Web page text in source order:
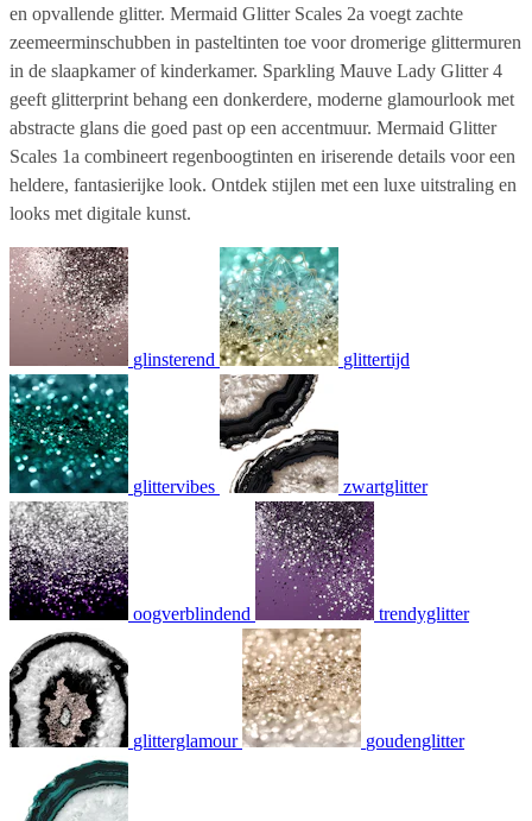
en opvallende glitter. Mermaid Glitter Scales 2a voegt zachte
zeemeerminschubben in pasteltinten toe voor dromerige glittermuren
in de slaapkamer of kinderkamer. Sparkling Mauve Lady Glitter 4
geeft glitterprint behang een donkerdere, moderne glamourlook met
abstracte glans die goed past op een accentmuur. Mermaid Glitter
Scales 1a combineert regenboogtinten en iriserende details voor een
heldere, fantasierijke look. Ontdek stijlen met een luxe uitstraling en
looks met digitale kunst.
glinsterend glittertijd
glittervibes zwartglitter
oogverblindend trendyglitter
glitterglamour goudenglitter